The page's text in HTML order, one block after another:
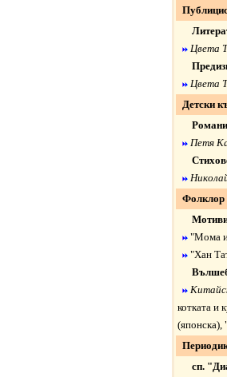
Цвета
Цвета
Детски
Романи
Петя
Фолклор
"Мома
"Хан
котката и
(японска),
сп.